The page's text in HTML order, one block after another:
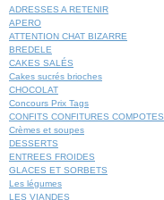
ADRESSES A RETENIR
APERO
ATTENTION CHAT BIZARRE
BREDELE
CAKES SALÉS
Cakes sucrés brioches
CHOCOLAT
Concours Prix Tags
CONFITS CONFITURES COMPOTES
Crèmes et soupes
DESSERTS
ENTREES FROIDES
GLACES ET SORBETS
Les légumes
LES VIANDES